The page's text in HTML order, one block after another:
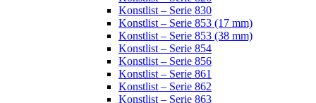
Konstlist – Serie 830
Konstlist – Serie 853 (17 mm)
Konstlist – Serie 853 (38 mm)
Konstlist – Serie 854
Konstlist – Serie 856
Konstlist – Serie 861
Konstlist – Serie 862
Konstlist – Serie 863